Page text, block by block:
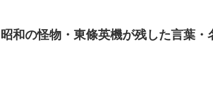
昭和の怪物・東條英機が残した言葉・